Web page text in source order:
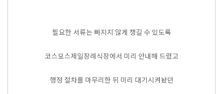
필요한 서류는 빠지지 않게 챙길 수 있도록
코스모스제일장례식장에서 미리 안내해 드렸고
행정 절차를 마무리한 뒤 미리 대기시켜놨던